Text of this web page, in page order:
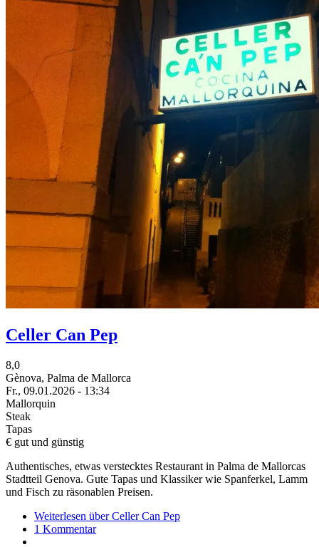
Celler Can Pep
8,0
Gènova, Palma de Mallorca
Fr., 09.01.2026 - 13:34
Mallorquin
Steak
Tapas
€ gut und günstig
Authentisches, etwas verstecktes Restaurant in Palma de Mallorcas
Stadtteil Genova. Gute Tapas und Klassiker wie Spanferkel, Lamm
und Fisch zu räsonablen Preisen.
Weiterlesen über Celler Can Pep
1 Kommentar